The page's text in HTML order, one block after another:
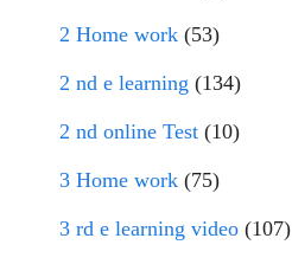
2 Home work (53)
2 nd e learning (134)
2 nd online Test (10)
3 Home work (75)
3 rd e learning video (107)